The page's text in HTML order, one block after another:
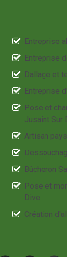
Entreprise
Entreprise
Dallage et
Entreprise
Pose et
Jusaint Sur
Artisan
Bûcheron
Pose et
Dive
Création